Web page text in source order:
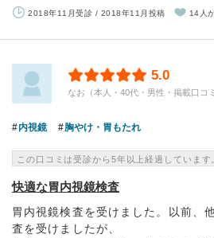
2018年11月受診 / 2018年11月投稿 14人
5.0
なお（本人・40代・男性・掲載口コ
内視鏡 胸やけ・胃もたれ
この口コミは受診から5年以上経過しています
快適な胃内視鏡検査
胃内視鏡検査を受けました。以前、
査を受けましたが、